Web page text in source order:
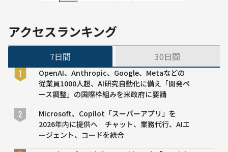
アクセスランキング
7日間 30日間
OpenAI、Anthropic、Google、Metaなどの
従業員1000人超、AI研究自動化に備え「開発ペ
ース調整」の国際枠組みを米政府に要請
Microsoft、Copilot「スーパーアプリ」を
2026年内に提供へ チャット、業務代行、AIエ
ージェント、コードを統合